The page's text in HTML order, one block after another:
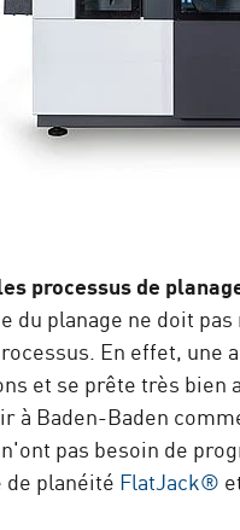
processus de
du planage ne doit
En effet, une
et se prête très bien
à Baden-Baden
pas besoin de
planéité FlatJack®